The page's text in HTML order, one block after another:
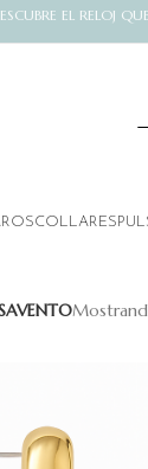
EL RELOJ
COLLARES